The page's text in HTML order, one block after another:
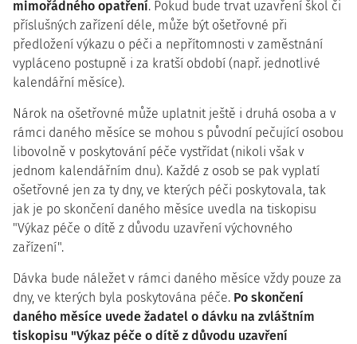
mimořádného opatření. Pokud bude trvat uzavření škol či
příslušných zařízení déle, může být ošetřovné při
předložení výkazu o péči a nepřítomnosti v zaměstnání
vypláceno postupně i za kratší období (např. jednotlivé
kalendářní měsíce).
Nárok na ošetřovné může uplatnit ještě i druhá osoba a v
rámci daného měsíce se mohou s původní pečující osobou
libovolně v poskytování péče vystřídat (nikoli však v
jednom kalendářním dnu). Každé z osob se pak vyplatí
ošetřovné jen za ty dny, ve kterých péči poskytovala, tak
jak je po skončení daného měsíce uvedla na tiskopisu
"Výkaz péče o dítě z důvodu uzavření výchovného
zařízení".
Dávka bude náležet v rámci daného měsíce vždy pouze za
dny, ve kterých byla poskytována péče. Po skončení
daného měsíce uvede žadatel o dávku na zvláštním
tiskopisu "Výkaz péče o dítě z důvodu uzavření